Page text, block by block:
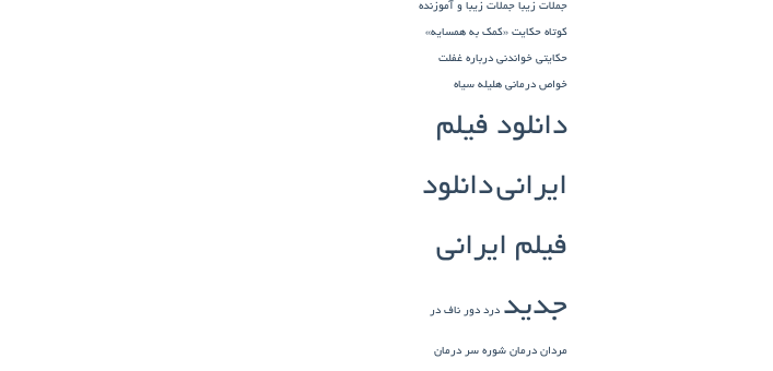
جملات زیبا جملات زیبا و آموزنده
کوتاه حکایت «کمک به همسایه»
حکایتی خواندنی درباره غفلت
خواص درمانی هلیله سیاه
دانلود فیلم
ایرانیدانلود
فیلم ایرانی
جدید درد دور ناف در
مردان درمان شوره سر درمان